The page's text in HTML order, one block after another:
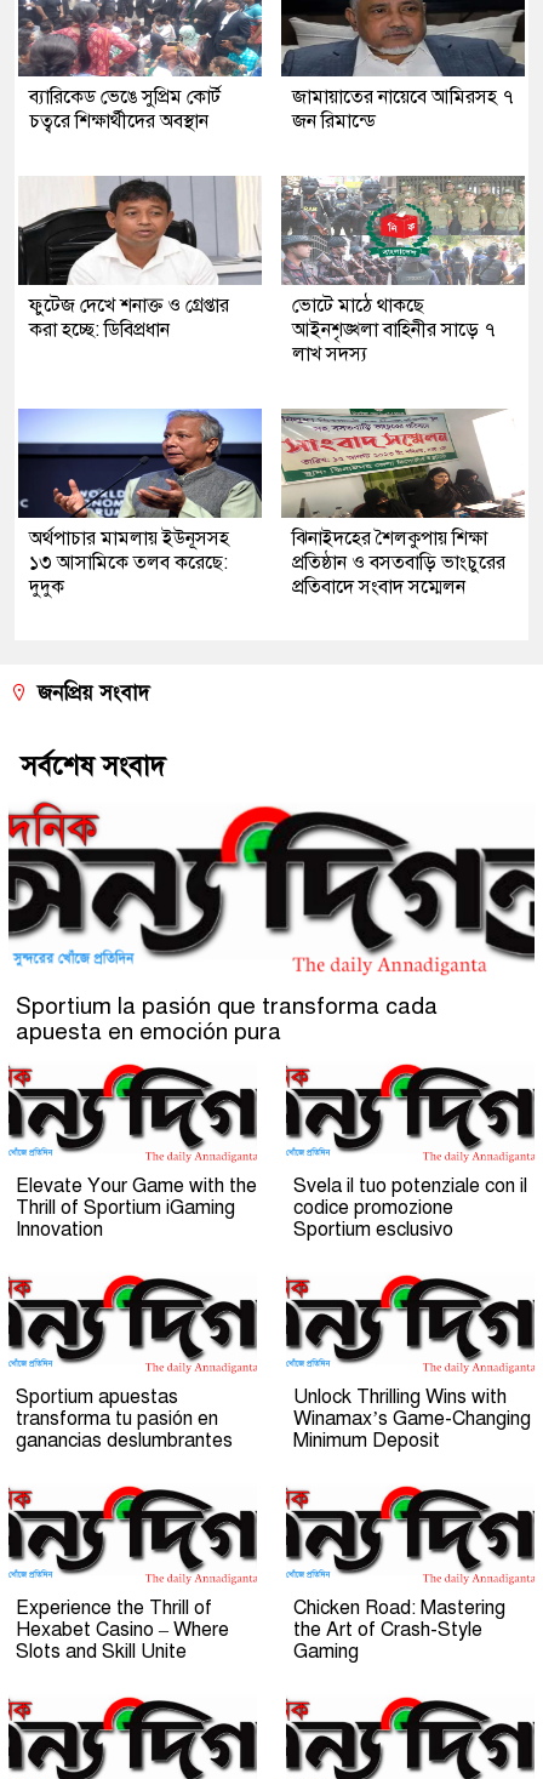
ব্যারিকেড ভেঙে সুপ্রিম কোর্ট
চত্বরে শিক্ষার্থীদের অবস্থান
জামায়াতের নায়েবে আমিরসহ ৭
জন রিমান্ডে
ফুটেজ দেখে শনাক্ত ও গ্রেপ্তার
করা হচ্ছে: ডিবিপ্রধান
ভোটে মাঠে থাকছে
আইনশৃঙ্খলা বাহিনীর সাড়ে ৭
লাখ সদস্য
অর্থপাচার মামলায় ইউনূসসহ
১৩ আসামিকে তলব করেছে:
দুদুক
ঝিনাইদহের শৈলকুপায় শিক্ষা
প্রতিষ্ঠান ও বসতবাড়ি ভাংচুরের
প্রতিবাদে সংবাদ সম্মেলন
জনপ্রিয় সংবাদ
সর্বশেষ সংবাদ
Sportium la pasión que transforma cada
apuesta en emoción pura
Elevate Your Game with the
Thrill of Sportium iGaming
Innovation
Svela il tuo potenziale con il
codice promozione
Sportium esclusivo
Sportium apuestas
transforma tu pasión en
ganancias deslumbrantes
Unlock Thrilling Wins with
Winamax’s Game-Changing
Minimum Deposit
Experience the Thrill of
Hexabet Casino – Where
Slots and Skill Unite
Chicken Road: Mastering
the Art of Crash-Style
Gaming